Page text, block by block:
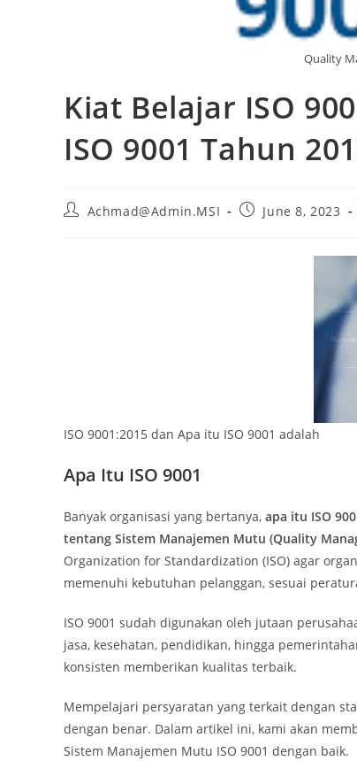
Quality
Kiat Belajar ISO
ISO 9001 Tahun
Achmad@Admin.MSI June 8, 2023
ISO 9001:2015 dan Apa itu ISO 9001 adalah
Apa Itu ISO 9001
Banyak organisasi yang bertanya, apa itu ISO
tentang Sistem Manajemen Mutu (Quality
Organization for Standardization (ISO) agar
memenuhi kebutuhan pelanggan, sesuai
ISO 9001 sudah digunakan oleh jutaan
jasa, kesehatan, pendidikan, hingga
konsisten memberikan kualitas terbaik.
Mempelajari persyaratan yang terkait dengan
dengan benar. Dalam artikel ini, kami akan
Sistem Manajemen Mutu ISO 9001 dengan baik.